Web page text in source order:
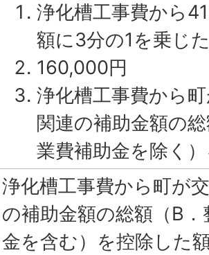
浄化槽工事費から
額に3分の1を乗じ
160,000円
浄化槽工事費から
関連の補助金額の
業費補助金を除く
浄化槽工事費から町が
の補助金額の総額（B
金を含む）を控除した